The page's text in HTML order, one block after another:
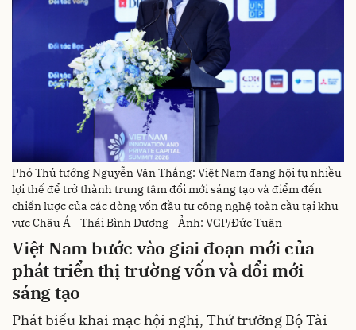
Phó Thủ tướng Nguyễn Văn Thắng: Việt Nam đang hội tụ nhiều
lợi thế để trở thành trung tâm đổi mới sáng tạo và điểm đến
chiến lược của các dòng vốn đầu tư công nghệ toàn cầu tại khu
vực Châu Á - Thái Bình Dương - Ảnh: VGP/Đức Tuân
Việt Nam bước vào giai đoạn mới của
phát triển thị trường vốn và đổi mới
sáng tạo
Phát biểu khai mạc hội nghị, Thứ trưởng Bộ Tài